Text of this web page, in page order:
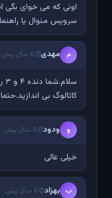
اونی که می خوای
سرویس منوال یا
م مهدی 6 سال پیش
کاتالوگ بی
و ودود 6 سال پیش
خیلی عالی
ب بهزاد 6 سال پیش